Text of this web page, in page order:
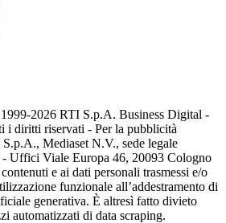
2026 RTI S.p.A. Business Digital -
i diritti riservati - Per la pubblicità
Mediaset N.V., sede legale
- Uffici Viale Europa 46, 20093 Cologno
e ai dati personali trasmessi e/o
funzionale all’addestramento di
generativa. È altresì fatto divieto
automatizzati di data scraping.